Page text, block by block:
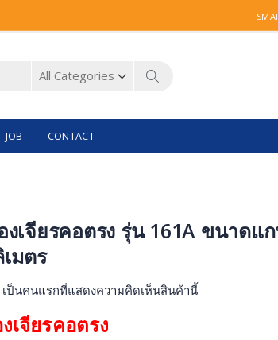
JOB CONTACT
งเจียรคอตรง รุ่น 161A ขนาดแ
มตร
เป็นคนแรกที่แสดงความคิดเห็นสินค้านี้
เจียรคอตรง